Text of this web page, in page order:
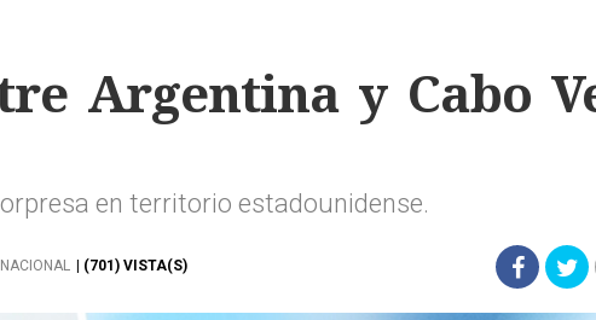
Argentina y Cabo
en territorio estadounidense.
| (701) VISTA(S)